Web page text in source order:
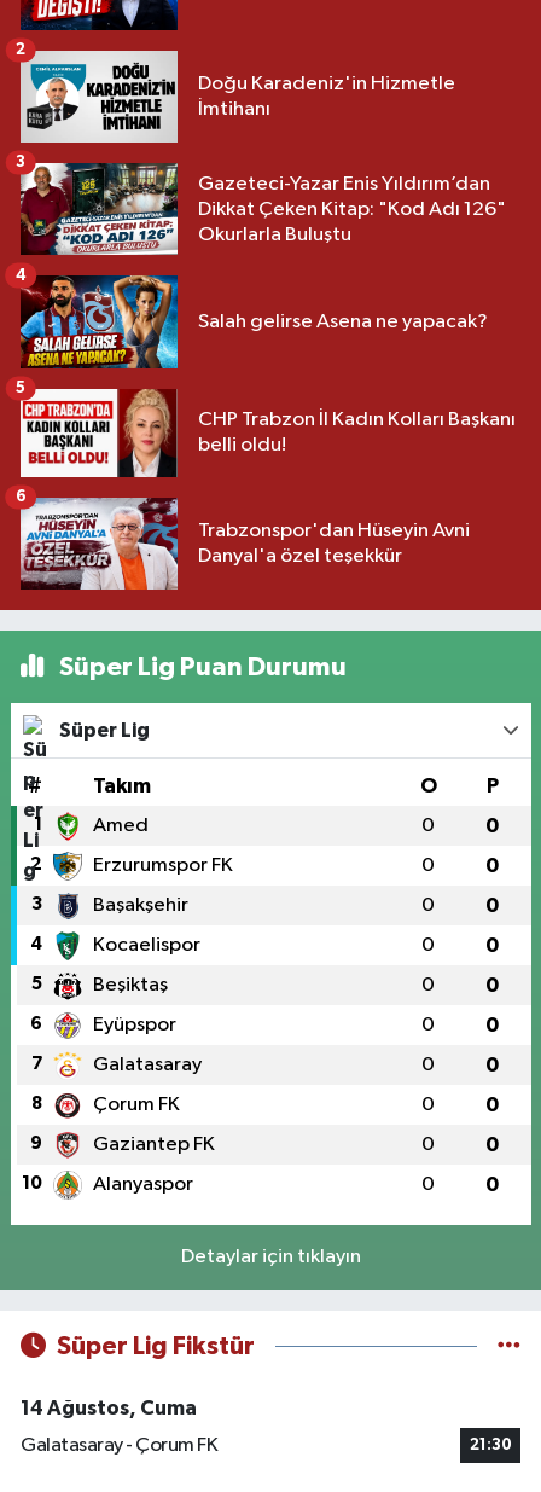
Doğu Karadeniz'in Hizmetle
İmtihanı
2
Gazeteci-Yazar Enis Yıldırım’dan
Dikkat Çeken Kitap: "Kod Adı 126"
Okurlarla Buluştu
3
Salah gelirse Asena ne yapacak?
4
CHP Trabzon İl Kadın Kolları Başkanı
belli oldu!
5
Trabzonspor'dan Hüseyin Avni
Danyal'a özel teşekkür
6
Süper Lig Puan Durumu
Süper Lig
# Takım O P
1 Amed 0 0
2 Erzurumspor FK 0 0
3 Başakşehir 0 0
4 Kocaelispor 0 0
5 Beşiktaş 0 0
6 Eyüpspor 0 0
7 Galatasaray 0 0
8 Çorum FK 0 0
9 Gaziantep FK 0 0
10 Alanyaspor 0 0
Detaylar için tıklayın
Süper Lig Fikstür
14 Ağustos, Cuma
Galatasaray - Çorum FK
21:30